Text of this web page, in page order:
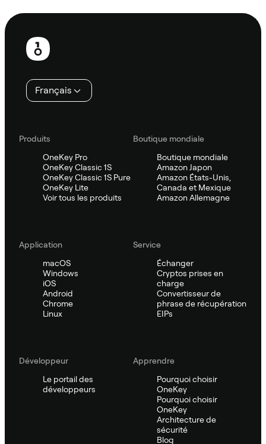
Pied
page
Français
Produits
OneKey Pro
OneKey Classic 1S
OneKey Classic 1S Pure
OneKey Lite
Voir tous les produits
Boutique mondiale
Boutique mondiale
Amazon Japon
Amazon États-Unis,
Canada et Mexique
Amazon Allemagne
Application
macOS
Windows
iOS
Android
Chrome
Linux
Service
Échanger
Cryptos prises en
charge
Convertisseur de
phrase de récupération
EIPs
Développeur
Le portail des
développeurs
Apprendre
Pourquoi choisir
OneKey
Pourquoi choisir
OneKey
Architecture de
sécurité
Blog